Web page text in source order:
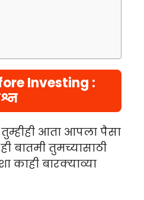
Investing :
तुम्हीही आता आपला पैसा
बातमी तुमच्यासाठी
काही बारक्याव्या